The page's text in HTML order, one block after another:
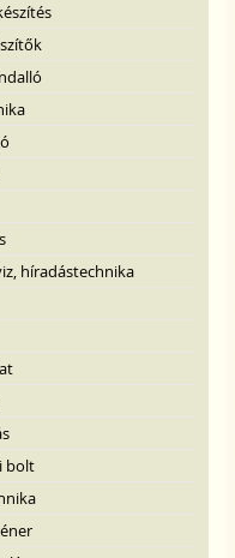
híradástechnika
bolt